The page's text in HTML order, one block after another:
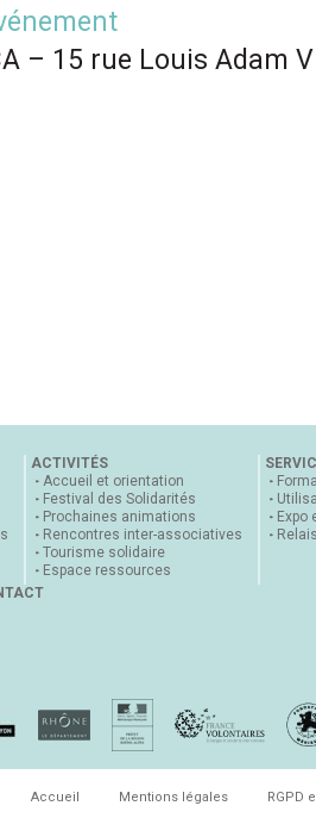
– 15 rue Louis Adam
ACTIVITÉS
Accueil et orientation
Festival des Solidarités
Prochaines animations
Rencontres inter-associatives
Tourisme solidaire
Espace ressources
Expo
Accueil Mentions légales RGPD